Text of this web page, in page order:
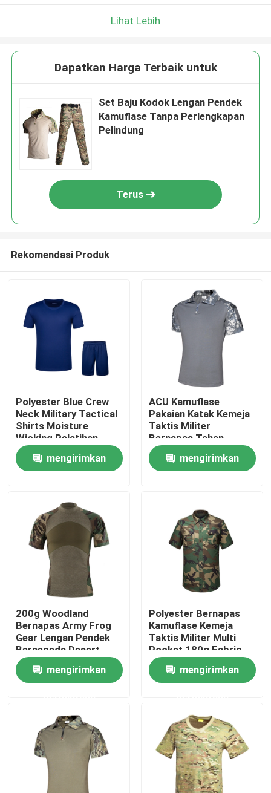
Rumah
Tentang kami
Tur Pabrik
Kontrol kualitas
Hubungi kami
Permintaan Penawaran
Seragam Kamuflase Militer
Armor Balistik Militer
Lihat Lebih
Dapatkan Harga Terbaik untuk
Set Baju Kodok Lengan Pendek
Kamuflase Tanpa Perlengkapan
Pelindung
Terus
Rekomendasi Produk
Polyester Blue Crew
Neck Military Tactical
Shirts Moisture
Wicking Pelatihan
Fisik
mengirimkan
ACU Kamuflase
Pakaian Katak Kemeja
Taktis Militer
Bernapas Tahan
Abrasi
mengirimkan
200g Woodland
Bernapas Army Frog
Gear Lengan Pendek
Bersepeda Desert
Frog Suit
mengirimkan
Polyester Bernapas
Kamuflase Kemeja
Taktis Militer Multi
Pocket 180g Fabric
mengirimkan